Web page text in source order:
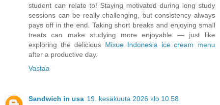
student can relate to! Staying motivated during long study
sessions can be really challenging, but consistency always
pays off in the end. Taking short breaks and enjoying small
treats can make studying more enjoyable — just like
exploring the delicious Mixue Indonesia ice cream menu
after a productive day.
Vastaa
Sandwich in usa 19. kesäkuuta 2026 klo 10.58